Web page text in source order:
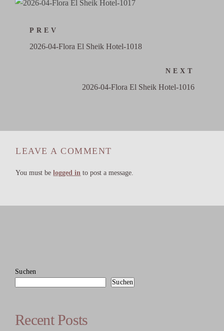
PREV
2026-04-Flora El Sheik Hotel-1018
NEXT
2026-04-Flora El Sheik Hotel-1016
LEAVE A COMMENT
You must belogged in to post a message.
Suchen
Suchen
Recent Posts